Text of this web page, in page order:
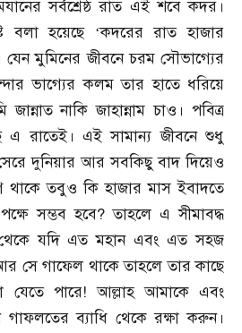
সর্বশ্রেষ্ঠ রাত এই শবে কদর।
বলা হয়েছে
‘কদরের রাত হাজার
মুমিনের জীবনে চরম সৌভাগ্যের
ভাগ্যের কলম তার হাতে ধরিয়ে
নাকি জাহান্নাম চাও। পবিত্র
রাতেই। এই সামান্য জীবনে শুধু
দুনিয়ার আর সবকিছু বাদ দিয়েও
থাকে তবুও কি হাজার মাস ইবাদতে
সম্ভব হবে?তাহলে এ সীমাবদ্ধ
থেকে যদি এত মহান এবং এত সহজ
সে গাফেল থাকে তাহলে তার কাছে
পারে! আল্লাহ আমাকে এবং
ব্যাধি থেকে রক্ষা করুন।